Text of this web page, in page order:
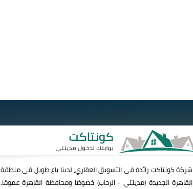
شركةكونتاكت رائدة فى التسويق العقاري، لدينا باع طويل فى منطقة
القاهرة الجديدة (مدينتي-الرحاب) خصوصًا ومحافظة القاهرة عمومًا.